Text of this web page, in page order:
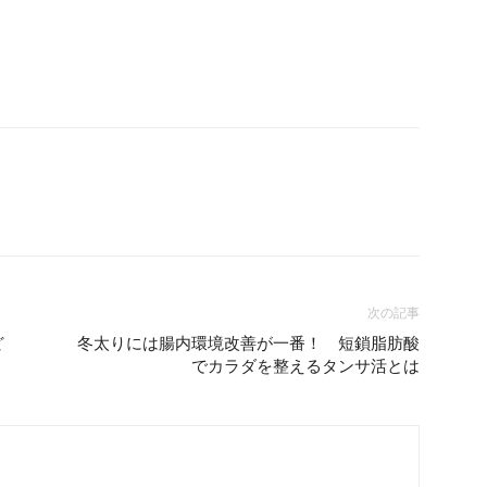
次の記事
冬太りには腸内環境改善が一番！ 短鎖脂肪酸
でカラダを整えるタンサ活とは